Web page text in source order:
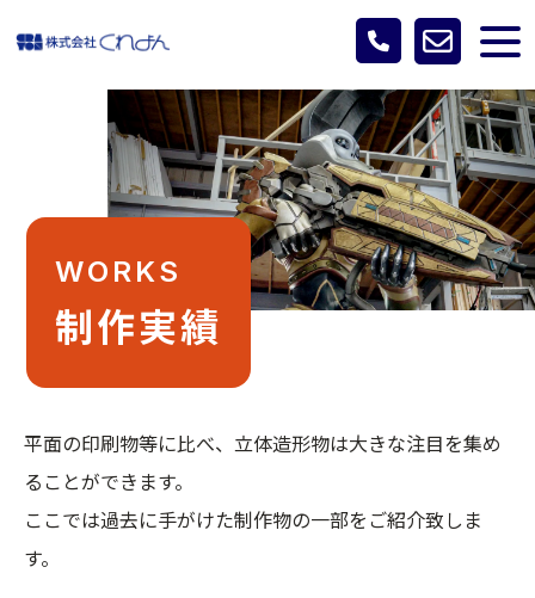
WORKS
制作実績
平面の印刷物等に比べ、立体造形物は大きな注目を集め
ることができます。
ここでは過去に手がけた制作物の一部をご紹介致しま
す。